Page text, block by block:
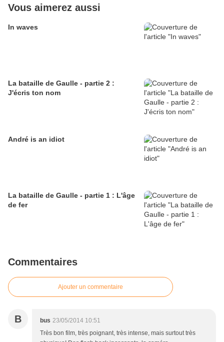
Vous aimerez aussi
In waves
La bataille de Gaulle - partie 2 :
J'écris ton nom
André is an idiot
La bataille de Gaulle - partie 1 : L'âge
de fer
Commentaires
Ajouter un commentaire
B bus 23/05/2014 10:51
Très bon film, très poignant, très intense, mais surtout très